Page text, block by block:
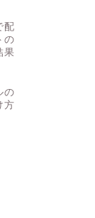
配
の
果
の
方